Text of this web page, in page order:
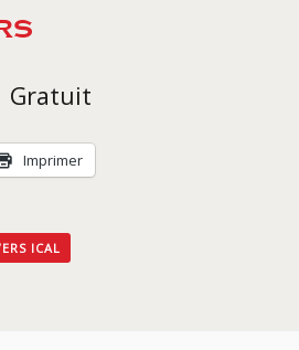
Gratuit
Imprimer
ICAL